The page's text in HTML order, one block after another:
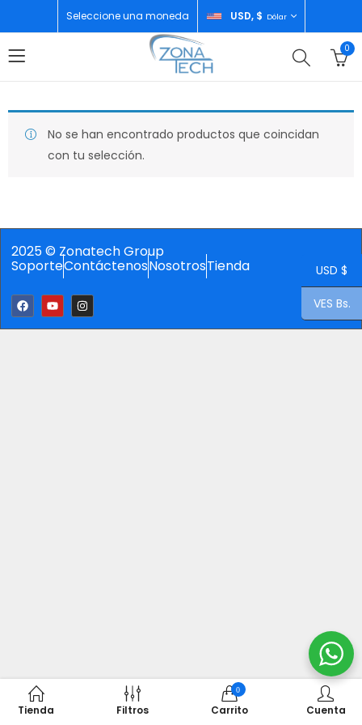
Seleccione una moneda USD, $ Dólar
0
No se han encontrado productos que coincidan
con tu selección.
2025 © Zonatech Group
SoporteContáctenosNosotrosTienda
Tienda Filtros
0
Carrito Cuenta
USD $
VES Bs.